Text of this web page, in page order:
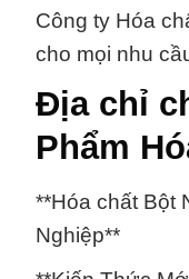
Công ty Hóa
cho mọi nhu
Địa chỉ
Phẩm
**Hóa chất Bột
Nghiệp**